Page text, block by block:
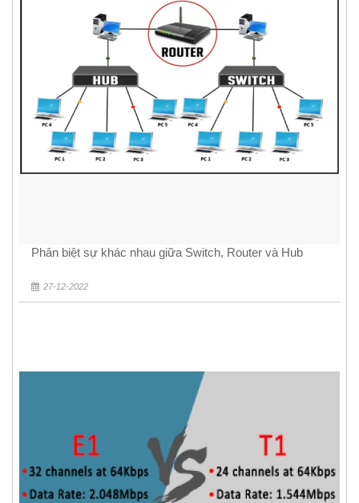
Phân biệt sự khác nhau giữa Switch, Router và Hub
27-12-2022